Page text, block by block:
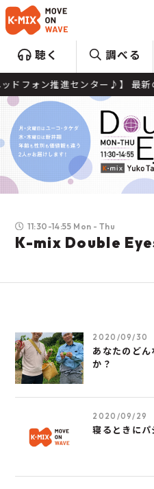
聴く 調べる
センター♪】 最新の
11:30-14:55 Mon - Thu
K-mix Double
2020/09/30
あなたのど
か？
2020/09/29
寝るときにパ